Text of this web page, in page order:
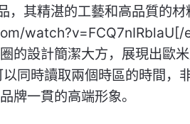
其精湛的工藝和高品質的材
watch?v=FCQ7nIRblaU[/
的設計簡潔大方，展現出歐
同時讀取兩個時區的時間，
牌一貫的高端形象。